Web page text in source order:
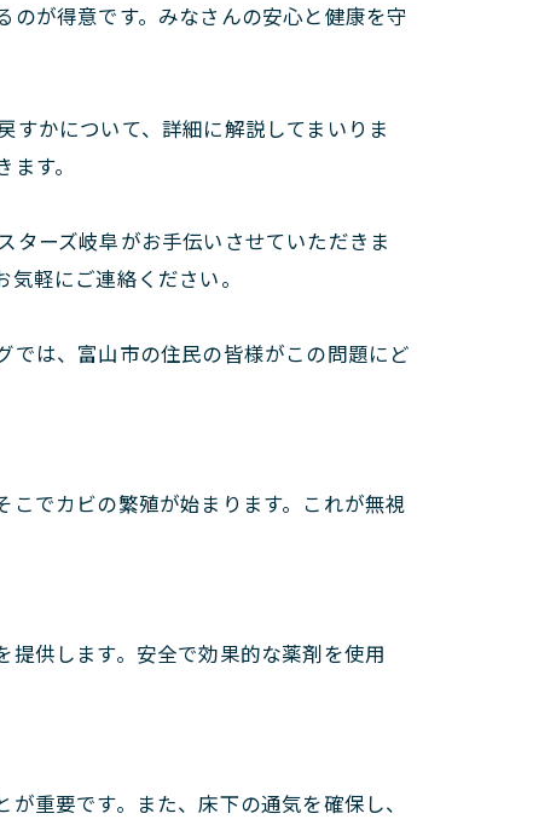
が得意です。みなさんの安心と健康を守
すかについて、詳細に解説してまいりま
す。
ターズ岐阜がお手伝いさせていただきま
軽にご連絡ください。
では、富山市の住民の皆様がこの問題にど
でカビの繁殖が始まります。これが無視
供します。安全で効果的な薬剤を使用
重要です。また、床下の通気を確保し、